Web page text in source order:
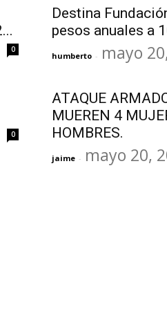
0
Destina
pesos anuales a
humberto - mayo
0
ATAQUE
MUEREN 4
HOMBRES.
jaime - mayo 20,